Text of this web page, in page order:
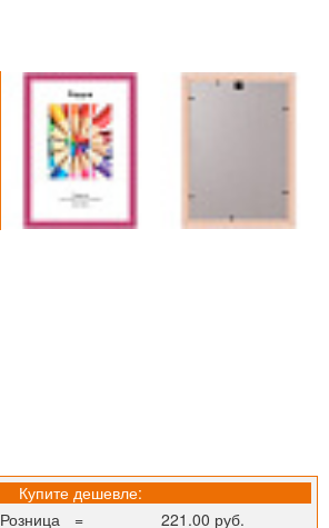
Купите дешевле:
Розница
=
221.00 руб.